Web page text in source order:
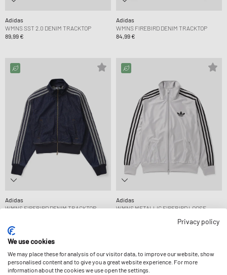
Adidas
WMNS SST 2.0 DENIM TRACKTOP
89,99 €
Adidas
WMNS FIREBIRD DENIM TRACKTOP
84,99 €
Adidas
WMNS FIREBIRD DENIM TRACKTOP
Adidas
WMNS METALLIC FIREBIRD LOOSE
Privacy policy
We use cookies
We may place these for analysis of our visitor data, to improve our website, show
personalised content and to give you a great website experience. For more
information about the cookies we use open the settings.